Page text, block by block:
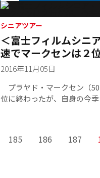
シニアツアー
＜富士フィルムシニ
速でマークセンは２
賞金王に確定！
2016年11月05日
プラヤド・マークセン（
位に終わったが、自身の今
ー制度施行後、５人目の快
185 186 187